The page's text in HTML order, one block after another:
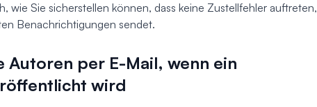
wie Sie sicherstellen können, dass keine Zustellfehler auftreten,
Benachrichtigungen sendet.
Autoren per E-Mail, wenn ein
wird